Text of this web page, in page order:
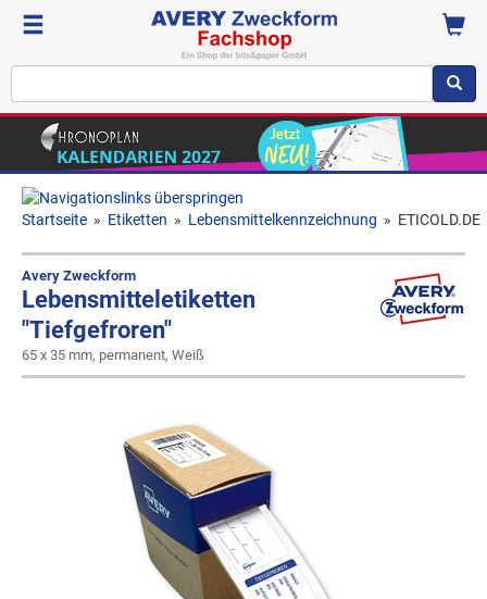
Startseite » Etiketten » Lebensmittelkennzeichnung » ETICOLD.DE
Avery Zweckform
Lebensmitteletiketten
"Tiefgefroren"
65 x 35 mm, permanent, Weiß